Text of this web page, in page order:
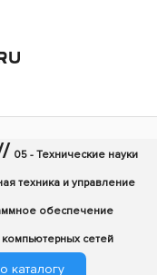
05 - Технические науки
техника и управление
обеспечение
сетей
каталогу